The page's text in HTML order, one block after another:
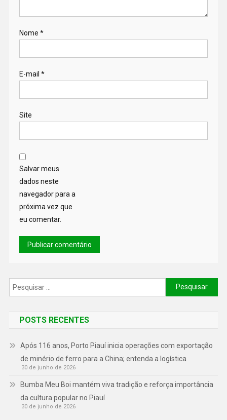
Nome *
E-mail *
Site
Salvar meus
dados neste
navegador para a
próxima vez que
eu comentar.
POSTS RECENTES
Após 116 anos, Porto Piauí inicia operações com exportação
de minério de ferro para a China; entenda a logística
30 de junho de 2026
Bumba Meu Boi mantém viva tradição e reforça importância
da cultura popular no Piauí
30 de junho de 2026